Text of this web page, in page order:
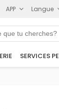
APP Langue
SERVICES